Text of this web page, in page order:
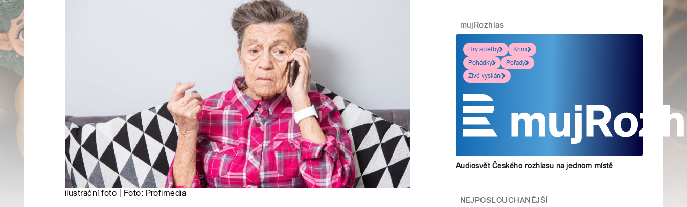
ilustrační foto | Foto: Profimedia
mujRozhlas
Hry a četby
Krimi
Pohádky
Pořady
Živé vysílání
Audiosvět Českého rozhlasu na jednom místě
NEJPOSLOUCHANĚJŠÍ